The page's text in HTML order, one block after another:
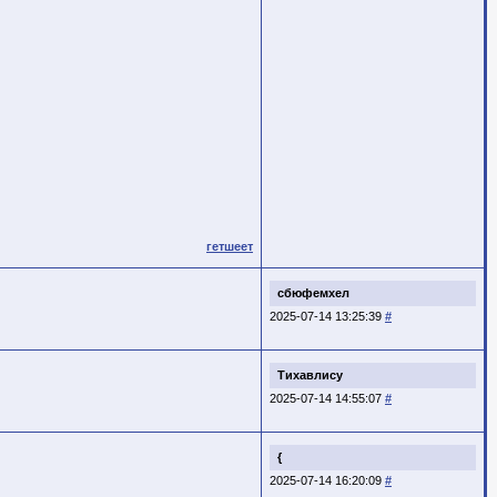
гетшеет
сбюфемхел
2025-07-14 13:25:39 #
Тихавлису
2025-07-14 14:55:07 #
{
2025-07-14 16:20:09 #